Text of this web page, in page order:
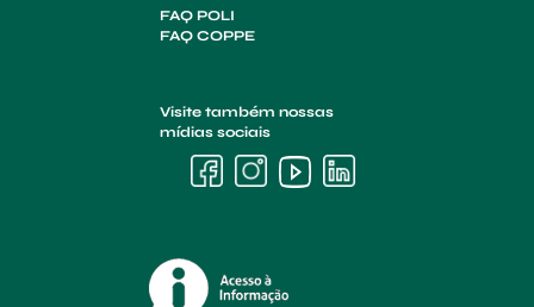
FAQ POLI
FAQ COPPE
Visite também nossas
mídias sociais